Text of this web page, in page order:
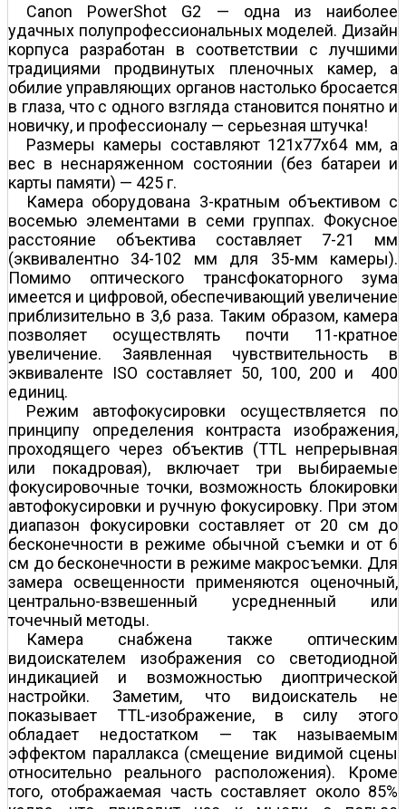
Canon PowerShot G2 — одна из наиболее
удачных полупрофессиональных моделей. Дизайн
корпуса разработан в соответствии с лучшими
традициями продвинутых пленочных камер, а
обилие управляющих органов настолько бросается
в глаза, что с одного взгляда становится понятно и
новичку, и профессионалу — серьезная штучка!
Размеры камеры составляют 121x77x64 мм, а
вес в неснаряженном состоянии (без батареи и
карты памяти) — 425 г.
Камера оборудована 3-кратным объективом с
восемью элементами в семи группах. Фокусное
расстояние объектива составляет 7-21 мм
(эквивалентно 34-102 мм для 35-мм камеры).
Помимо оптического трансфокаторного зума
имеется и цифровой, обеспечивающий увеличение
приблизительно в 3,6 раза. Таким образом, камера
позволяет осуществлять почти 11-кратное
увеличение. Заявленная чувствительность в
эквиваленте ISO составляет 50, 100, 200 и 400
единиц.
Режим автофокусировки осуществляется по
принципу определения контраста изображения,
проходящего через объектив (TTL непрерывная
или покадровая), включает три выбираемые
фокусировочные точки, возможность блокировки
автофокусировки и ручную фокусировку. При этом
диапазон фокусировки составляет от 20 см до
бесконечности в режиме обычной съемки и от 6
см до бесконечности в режиме макросъемки. Для
замера освещенности применяются оценочный,
центрально-взвешенный усредненный или
точечный методы.
Камера снабжена также оптическим
видоискателем изображения со светодиодной
индикацией и возможностью диоптрической
настройки. Заметим, что видоискатель не
показывает TTL-изображение, в силу этого
обладает недостатком — так называемым
эффектом параллакса (смещение видимой сцены
относительно реального расположения). Кроме
того, отображаемая часть составляет около 85%